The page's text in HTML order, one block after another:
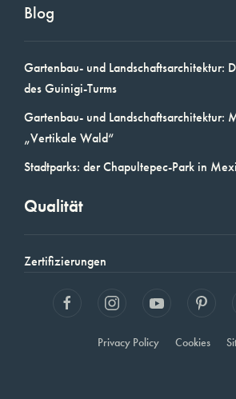
Blog
Gartenbau- und Landschaftsarchitektur:
des Guinigi-Turms
Gartenbau- und Landschaftsarchitektur:
„Vertikale Wald“
Stadtparks: der Chapultepec-Park in
Qualität
Zertifizierungen
Privacy Policy Cookies